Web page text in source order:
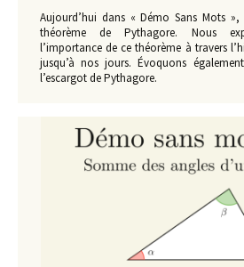
Aujourd’hui dans « Démo Sans Mots
théorème de Pythagore. Nous
l’importance de ce théorème à travers
jusqu’à nos jours. Évoquons
l’escargot de Pythagore.